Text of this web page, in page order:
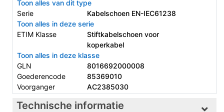
Toon alles van dit type
Serie
Kabelschoen EN-IEC61238
Toon alles in deze serie
ETIM Klasse
Stiftkabelschoen voor
koperkabel
Toon alles in deze klasse
GLN
8016692000008
Goederencode
85369010
Voorganger
AC2385030
Technische informatie